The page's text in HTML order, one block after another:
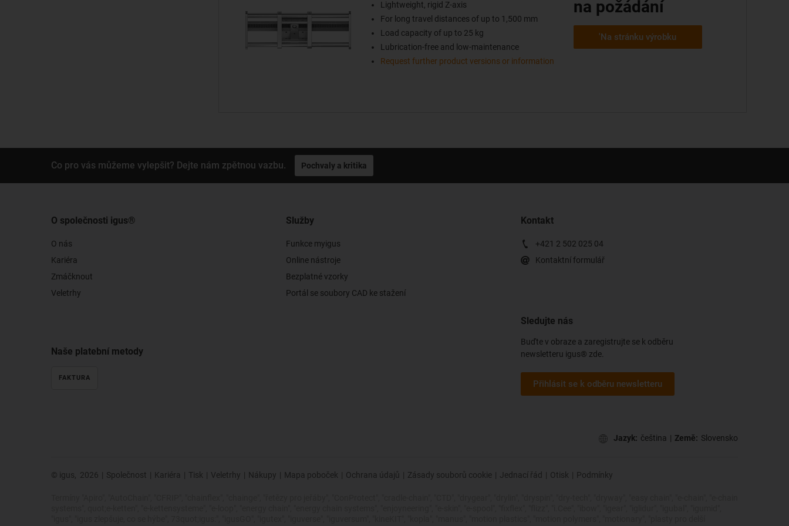
Lightweight, rigid Z-axis
For long travel distances of up to 1,500 mm
Load capacity of up to 25 kg
Lubrication-free and low-maintenance
Request further product versions or information
na požádání
'Na stránku výrobku
Co pro vás můžeme vylepšit? Dejte nám zpětnou vazbu. Pochvaly a kritika
O společnosti igus®
O nás
Kariéra
Zmáčknout
Veletrhy
Služby
Funkce myigus
Online nástroje
Bezplatné vzorky
Portál se soubory CAD ke stažení
Kontakt
+421 2 502 025 04
Kontaktní formulář
Naše platební metody
FAKTURA
Sledujte nás
Buďte v obraze a zaregistrujte se k odběru
newsletteru igus® zde.
Přihlásit se k odběru newsletteru
Jazyk: čeština | Země: Slovensko
© igus, 2026 | Společnost | Kariéra | Tisk | Veletrhy | Nákupy | Mapa poboček | Ochrana údajů | Zásady souborů cookie | Jednací řád | Otisk | Podmínky